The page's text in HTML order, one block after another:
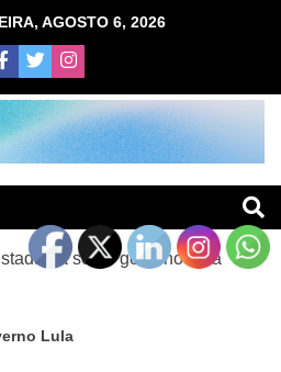
AGOSTO 6, 2026
sob o governo Lula
Lula